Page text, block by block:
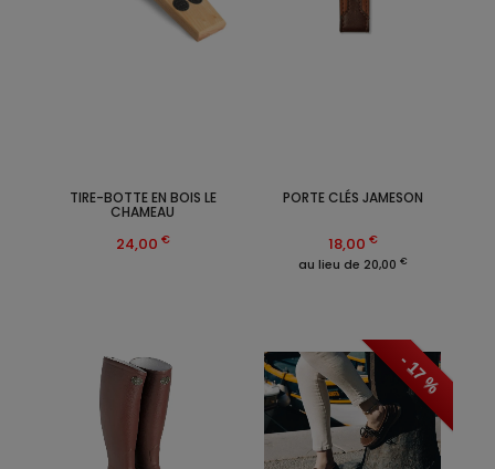
TIRE-BOTTE EN BOIS LE
CHAMEAU
24,00 €
PORTE CLÉS JAMESON
18,00 €
au lieu de 20,00 €
- 17 %